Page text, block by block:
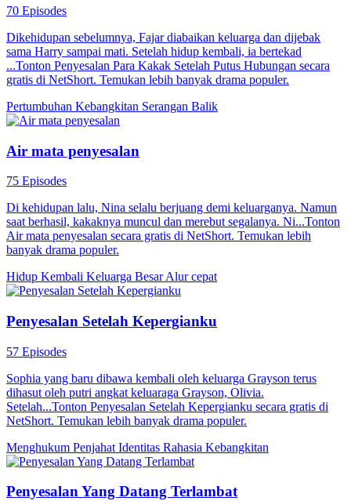
70 Episodes
Dikehidupan sebelumnya, Fajar diabaikan keluarga dan dijebak
sama Harry sampai mati. Setelah hidup kembali, ia bertekad
...Tonton Penyesalan Para Kakak Setelah Putus Hubungan secara
gratis di NetShort. Temukan lebih banyak drama populer.
Pertumbuhan Kebangkitan Serangan Balik
Air mata penyesalan
75 Episodes
Di kehidupan lalu, Nina selalu berjuang demi keluarganya. Namun
saat berhasil, kakaknya muncul dan merebut segalanya. Ni...Tonton
Air mata penyesalan secara gratis di NetShort. Temukan lebih
banyak drama populer.
Hidup Kembali Keluarga BesarAlur cepat
Penyesalan Setelah Kepergianku
57 Episodes
Sophia yang baru dibawa kembali oleh keluarga Grayson terus
dihasut oleh putri angkat keluaraga Grayson, Olivia.
Setelah...Tonton Penyesalan Setelah Kepergianku secara gratis di
NetShort. Temukan lebih banyak drama populer.
Menghukum Penjahat Identitas Rahasia Kebangkitan
Penyesalan Yang Datang Terlambat